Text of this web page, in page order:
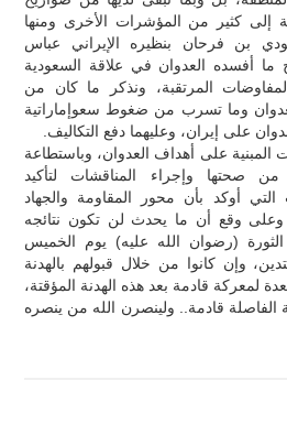
إلى كثير من المؤشرات الأخرى ومنها
بن فرحان بنظيره الإيراني عباس
أفسده العدوان في علاقة السعودية
المرتقبة، ونذكر ما كان من
وما تسرب من ضغوط سعوإماراتية
على إيران، وعليهما دفع التكاليف.
المبنية على أهداف العدوان، وباستطاعة
صحتها وإجراء المناقشات لتأكيد
التي أوكد بأن محور المقاومة والجهاد
وعلى وقع أن ما يحدث لن تكون نتائجه
الثورة (رضوان الله عليه) يوم الخميس
وإن كانوا من خلال قبولهم بالهدنة
لمعركة قادمة بعد هذه الهدنة المؤقتة،
الفاصلة قادمة.. ولينصرن الله من ينصره